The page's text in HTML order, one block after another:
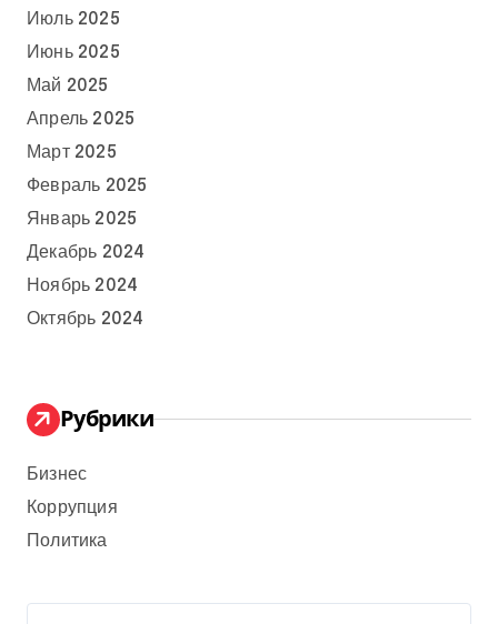
Июль 2025
Июнь 2025
Май 2025
Апрель 2025
Март 2025
Февраль 2025
Январь 2025
Декабрь 2024
Ноябрь 2024
Октябрь 2024
Рубрики
Бизнес
Коррупция
Политика